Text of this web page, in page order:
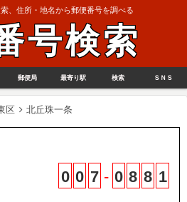
、住所・地名から郵便番号を調べる
号検索
郵便局 最寄り駅 検索 ＳＮＳ
区 北丘珠一条
0 0 7 - 0 8 8 1